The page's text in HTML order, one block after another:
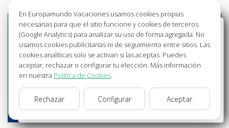
Bienvenido a Europamundo Vacaciones, está usted
en el sitio internacional de:
Wellcome to Europamundo Vacations, your in the
international site of:
España
cambiar/change
En Europamundo Vacaciones usamos cookies propias
necesarias para que el sitio funcione y cookies de terceros
(Google Analytics) para analizar su uso de forma agregada. No
usamos cookies publicitarias ni de seguimiento entre sitios. Las
cookies analíticas solo se activan si las aceptas. Puedes
aceptar, rechazar o configurar tu elección. Más información
en nuestra Política de Cookies.
Rechazar Configurar Aceptar